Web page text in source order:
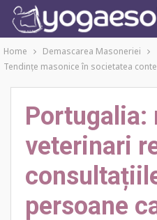
Home
Demascarea Masoneriei
Tendinţe masonice în societatea
Portugalia:
veterinari
persoane